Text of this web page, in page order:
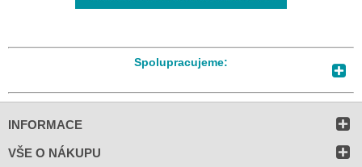
Spolupracujeme:
INFORMACE
VŠE O NÁKUPU